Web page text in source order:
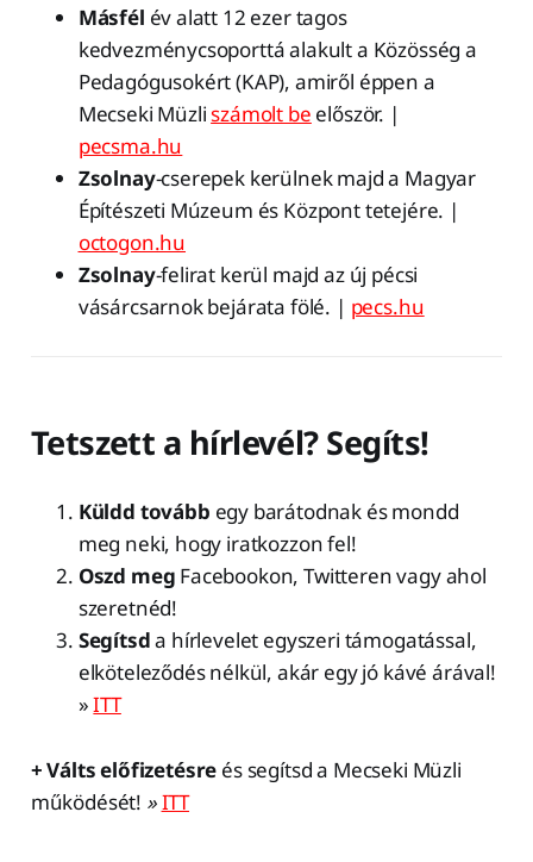
Másfél év alatt 12 ezer tagos
kedvezménycsoporttá alakult a Közösség a
Pedagógusokért (KAP), amiről éppen a
Mecseki Müzli számolt be először. |
pecsma.hu
Zsolnay-cserepek kerülnek majd a Magyar
Építészeti Múzeum és Központ tetejére. |
octogon.hu
Zsolnay-felirat kerül majd az új pécsi
vásárcsarnok bejárata fölé. | pecs.hu
Tetszett a hírlevél? Segíts!
Küldd tovább egy barátodnak és mondd
meg neki, hogy iratkozzon fel!
Oszd meg Facebookon, Twitteren vagy ahol
szeretnéd!
Segítsda hírlevelet egyszeri támogatással,
elköteleződés nélkül, akár egy jó kávé árával!
»ITT
+ Válts előfizetésre és segítsd a Mecseki Müzli
működését! »ITT